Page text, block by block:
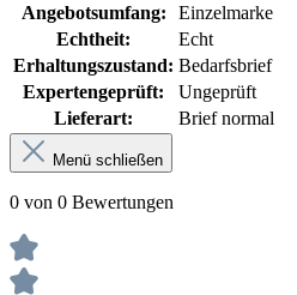
Angebotsumfang:
Einzelmarke
Echtheit:
Echt
Erhaltungszustand: Bedarfsbrief
Expertengeprüft:
Ungeprüft
Lieferart:
Brief normal
Menü schließen
0 von 0 Bewertungen